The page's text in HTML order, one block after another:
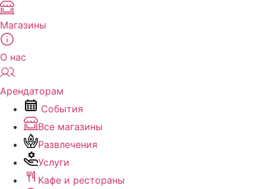
Магазины
О нас
Арендаторам
События
Все магазины
Развлечения
Услуги
Кафе и рестораны